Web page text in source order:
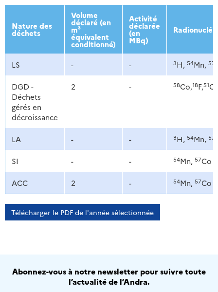
2013 2014 2015 2016
Nature des
déchets
Volume
déclaré (en
m³
équivalent
conditionné)
Activité
déclarée
(en
MBq)
LS - - 3H, 54Mn, 57
DGD -
Déchets
gérés en
décroissance
2 - 58Co,18F,51
LA - - 3H, 54Mn, 57
SI - - 54Mn, 57Co
ACC 2 - 54Mn, 57Co
Télécharger le PDF de l'année sélectionnée
Abonnez-vous à notre newsletter pour suivre toute
l’actualité de l’Andra.